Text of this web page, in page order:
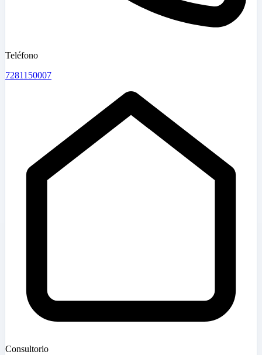
Teléfono
7281150007
Consultorio